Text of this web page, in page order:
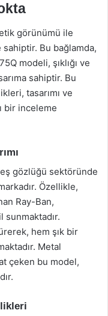
görünümü ile
sahiptir. Bu bağlamda,
modeli, şıklığı ve
sahiptir. Bu
tasarımı ve
bir inceleme
gözlüğü sektöründe
Özellikle,
Ray-Ban,
sunmaktadır.
hem şık bir
Metal
çeken bu model,